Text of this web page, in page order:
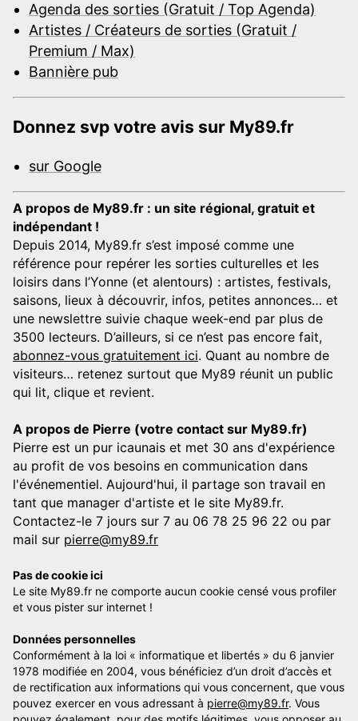
Agenda des sorties (Gratuit / Top Agenda)
Artistes / Créateurs de sorties (Gratuit /
Premium / Max)
Bannière pub
Donnez svp votre avis sur My89.fr
sur Google
A propos de My89.fr : un site régional, gratuit et
indépendant !
Depuis 2014, My89.fr s’est imposé comme une
référence pour repérer les sorties culturelles et les
loisirs dans l’Yonne (et alentours) : artistes, festivals,
saisons, lieux à découvrir, infos, petites annonces… et
une newslettre suivie chaque week-end par plus de
3500 lecteurs. D’ailleurs, si ce n’est pas encore fait,
abonnez-vous gratuitement ici. Quant au nombre de
visiteurs… retenez surtout que My89 réunit un public
qui lit, clique et revient.
A propos de Pierre (votre contact sur My89.fr)
Pierre est un pur icaunais et met 30 ans d'expérience
au profit de vos besoins en communication dans
l'événementiel. Aujourd'hui, il partage son travail en
tant que manager d'artiste et le site My89.fr.
Contactez-le 7 jours sur 7 au 06 78 25 96 22 ou par
mail sur pierre@my89.fr
Pas de cookie ici
Le site My89.fr ne comporte aucun cookie censé vous profiler
et vous pister sur internet !
Données personnelles
Conformément à la loi « informatique et libertés » du 6 janvier
1978 modifiée en 2004, vous bénéficiez d’un droit d’accès et
de rectification aux informations qui vous concernent, que vous
pouvez exercer en vous adressant à pierre@my89.fr. Vous